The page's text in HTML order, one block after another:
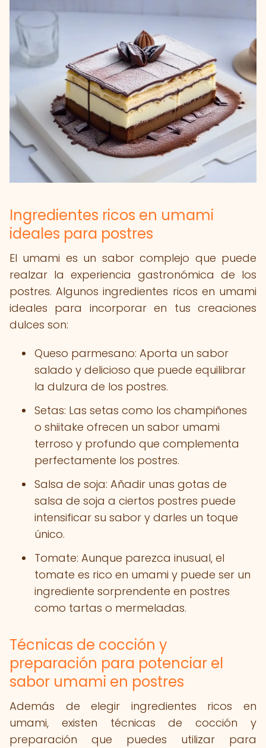
Ingredientes ricos en umami
ideales para postres
El umami es un sabor complejo que puede
realzar la experiencia gastronómica de los
postres. Algunos ingredientes ricos en umami
ideales para incorporar en tus creaciones
dulces son:
Queso parmesano: Aporta un sabor
salado y delicioso que puede equilibrar
la dulzura de los postres.
Setas: Las setas como los champiñones
o shiitake ofrecen un sabor umami
terroso y profundo que complementa
perfectamente los postres.
Salsa de soja: Añadir unas gotas de
salsa de soja a ciertos postres puede
intensificar su sabor y darles un toque
único.
Tomate: Aunque parezca inusual, el
tomate es rico en umami y puede ser un
ingrediente sorprendente en postres
como tartas o mermeladas.
Técnicas de cocción y
preparación para potenciar el
sabor umami en postres
Además de elegir ingredientes ricos en
umami, existen técnicas de cocción y
preparación que puedes utilizar para